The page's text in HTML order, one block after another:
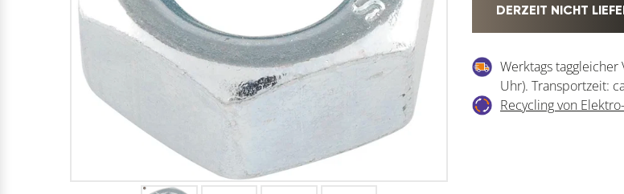
DERZEIT NICHT
Werktags
Uhr). Transportzeit:
Recycling von